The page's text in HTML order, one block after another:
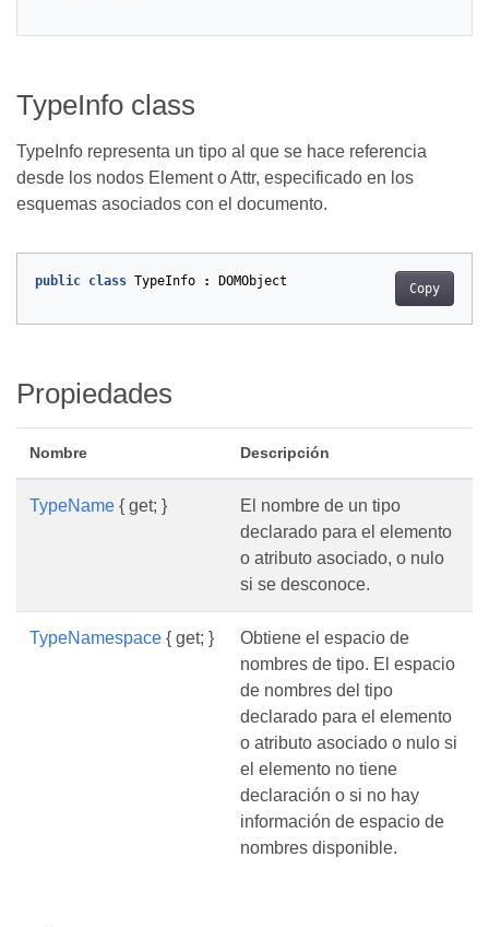
TypeInfo class
TypeInfo representa un tipo al que se hace referencia
desde los nodos Element o Attr, especificado en los
esquemas asociados con el documento.
Copy
public class TypeInfo : DOMObject
Propiedades
Nombre Descripción
TypeName { get; }
El nombre de un tipo
declarado para el elemento
o atributo asociado, o nulo
si se desconoce.
TypeNamespace { get; }
Obtiene el espacio de
nombres de tipo. El espacio
de nombres del tipo
declarado para el elemento
o atributo asociado o nulo si
el elemento no tiene
declaración o si no hay
información de espacio de
nombres disponible.